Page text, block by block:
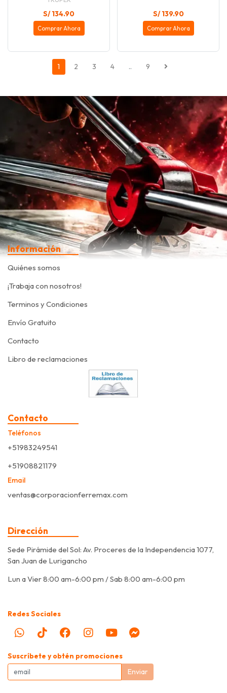
S/ 134.90
Comprar Ahora
S/ 139.90
Comprar Ahora
1 2 3 4 .. 9
Información
Quiénes somos
¡Trabaja con nosotros!
Terminos y Condiciones
Envío Gratuito
Contacto
Libro de reclamaciones
Contacto
Teléfonos
+51983249541
+51908821179
Email
ventas@corporacionferremax.com
Dirección
Sede Pirámide del Sol: Av. Proceres de la Independencia 1077,
San Juan de Lurigancho
Lun a Vier 8:00 am-6:00 pm / Sab 8:00 am-6:00 pm
Redes Sociales
Suscríbete y obtén promociones
Enviar